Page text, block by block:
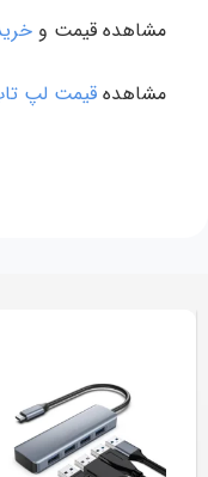
مشاهده قیمت و
مشاهده قیمت لپ